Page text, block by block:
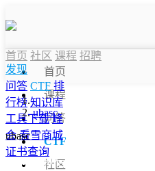
首页
课程
问答
CTF
社区
首页 社区 课程 招聘
发现
问答 CTF 排
行榜 知识库
工具下载 峰
会 看雪商城
证书查询
ubasc
ubasc
战队信息